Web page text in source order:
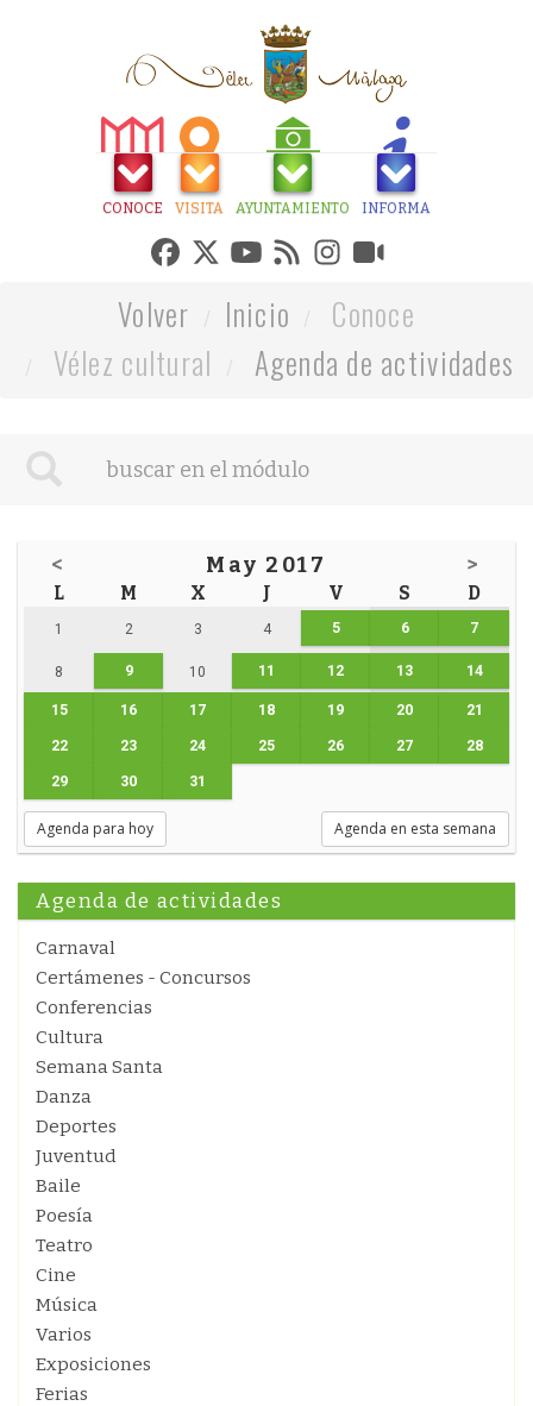
CONOCE VISITA AYUNTAMIENTO INFORMA
Volver Inicio
Conoce
Vélez cultural
Agenda de actividades
< May 2017 >
L M X J V S D
1 2 3 4 5 6 7
8 9 10 11 12 13 14
15 16 17 18 19 20 21
22 23 24 25 26 27 28
29 30 31
Agenda para hoy Agenda en esta semana
Agenda de actividades
Carnaval
Certámenes - Concursos
Conferencias
Cultura
Semana Santa
Danza
Deportes
Juventud
Baile
Poesía
Teatro
Cine
Música
Varios
Exposiciones
Ferias